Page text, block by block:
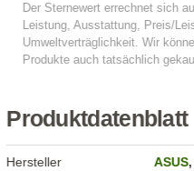
Produktdatenblatt
Hersteller ASUS